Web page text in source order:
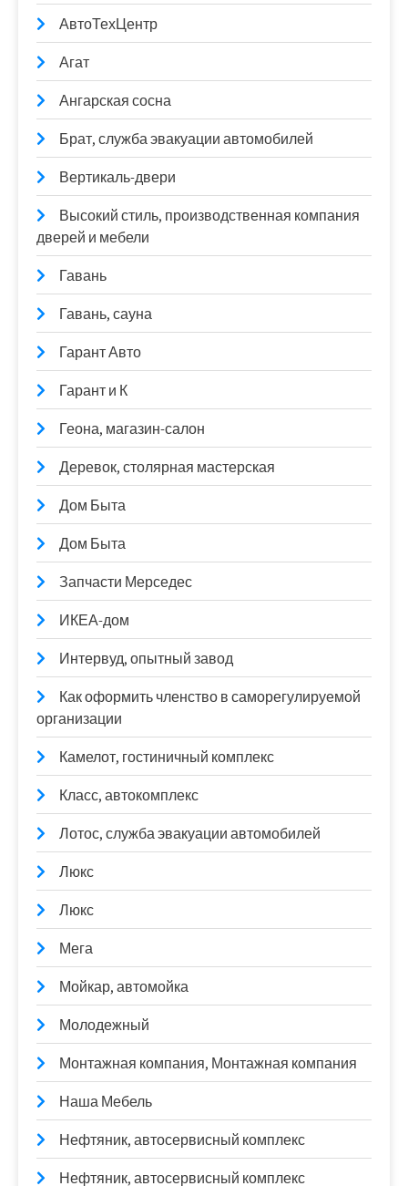
АвтоТехЦентр
Агат
Ангарская сосна
Брат, служба эвакуации автомобилей
Вертикаль-двери
Высокий стиль, производственная компания
дверей и мебели
Гавань
Гавань, сауна
Гарант Авто
Гарант и К
Геона, магазин-салон
Деревок, столярная мастерская
Дом Быта
Дом Быта
Запчасти Мерседес
ИКЕА-дом
Интервуд, опытный завод
Как оформить членство в саморегулируемой
организации
Камелот, гостиничный комплекс
Класс, автокомплекс
Лотос, служба эвакуации автомобилей
Люкс
Люкс
Мега
Мойкар, автомойка
Молодежный
Монтажная компания, Монтажная компания
Наша Мебель
Нефтяник, автосервисный комплекс
Нефтяник, автосервисный комплекс